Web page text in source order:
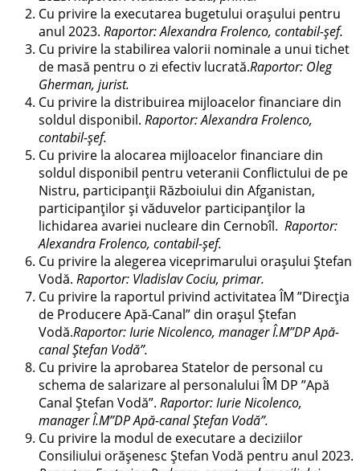
Cu privire la executarea bugetului oraşului pentru
anul 2023. Raportor: Alexandra Frolenco, contabil-șef.
Cu privire la stabilirea valorii nominale a unui tichet
de masă pentru o zi efectiv lucrată.Raportor: Oleg
Gherman, jurist.
Cu privire la distribuirea mijloacelor financiare din
soldul disponibil. Raportor: Alexandra Frolenco,
contabil-șef.
Cu privire la alocarea mijloacelor financiare din
soldul disponibil pentru veteranii Conflictului de pe
Nistru, participanții Războiului din Afganistan,
participanților și văduvelor participanților la
lichidarea avariei nucleare din Cernobîl. Raportor:
Alexandra Frolenco, contabil-șef.
Cu privire la alegerea viceprimarului orașului Ștefan
Vodă. Raportor: Vladislav Cociu, primar.
Cu privire la raportul privind activitatea ÎM ”Direcția
de Producere Apă-Canal” din orașul Ștefan
Vodă.Raportor: Iurie Nicolenco, manager Î.M”DP Apă-
canal Ștefan Vodă”.
Cu privire la aprobarea Statelor de personal cu
schema de salarizare al personalului ÎM DP ”Apă
Canal Ștefan Vodă”. Raportor: Iurie Nicolenco,
manager Î.M”DP Apă-canal Ștefan Vodă”.
Cu privire la modul de executare a deciziilor
Consiliului orășenesc Ștefan Vodă pentru anul 2023.